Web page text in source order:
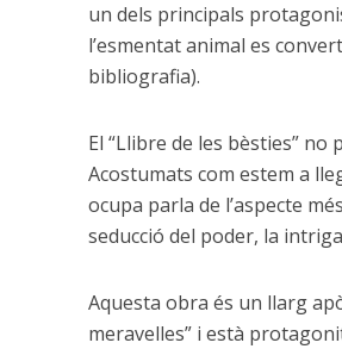
un dels principals
l’esmentat animal es
bibliografia).
El “Llibre de les bèsties”
Acostumats com estem a
ocupa parla de l’aspecte
seducció del poder, la
Aquesta obra és un llarg
meravelles” i està